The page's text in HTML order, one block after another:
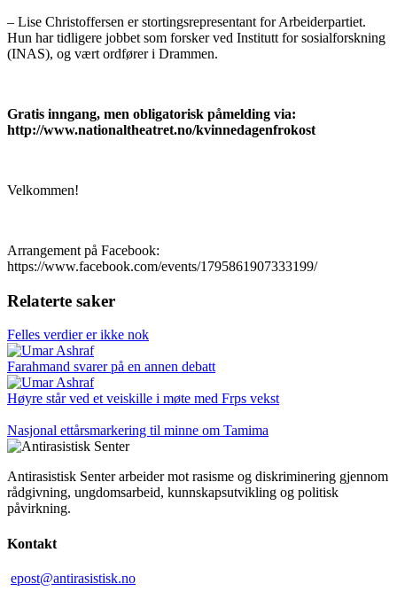
– Lise Christoffersen er stortingsrepresentant for Arbeiderpartiet.
Hun har tidligere jobbet som forsker ved Institutt for sosialforskning
(INAS), og vært ordfører i Drammen.
Gratis inngang, men obligatorisk påmelding via:
http://www.nationaltheatret.no/kvinnedagenfrokost
Velkommen!
Arrangement på Facebook:
https://www.facebook.com/events/1795861907333199/
Relaterte saker
Felles verdier er ikke nok
Farahmand svarer på en annen debatt
Høyre står ved et veiskille i møte med Frps vekst
Nasjonal ettårsmarkering til minne om Tamima
Antirasistisk Senter arbeider mot rasisme og diskriminering gjennom
rådgivning, ungdomsarbeid, kunnskapsutvikling og politisk
påvirkning.
Kontakt
epost@antirasistisk.no